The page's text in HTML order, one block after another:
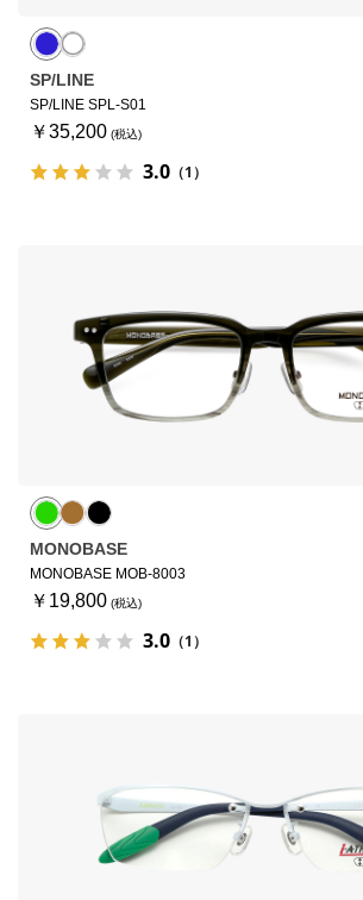
SP/LINE
SP/LINE SPL-S01
￥35,200
3.0 （1）
MONOBASE
MONOBASE MOB-8003
￥19,800
3.0 （1）